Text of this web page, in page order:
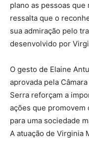
plano as pessoas
ressalta que o
sua admiração pelo
desenvolvido por
O gesto de Elaine
aprovada pela
Serra reforçam a
ações que
para uma sociedade
A atuação de Virginia